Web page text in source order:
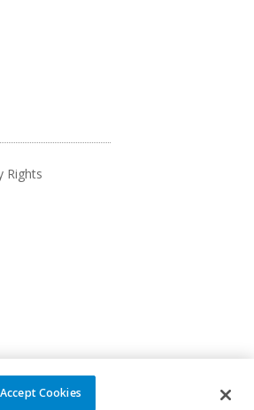
Rights
Accept Cookies